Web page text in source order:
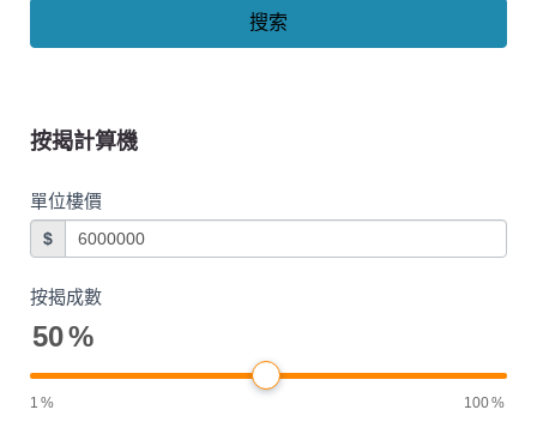
搜索
按揭計算機
單位樓價
$
按揭成數
50%
1 % 100%